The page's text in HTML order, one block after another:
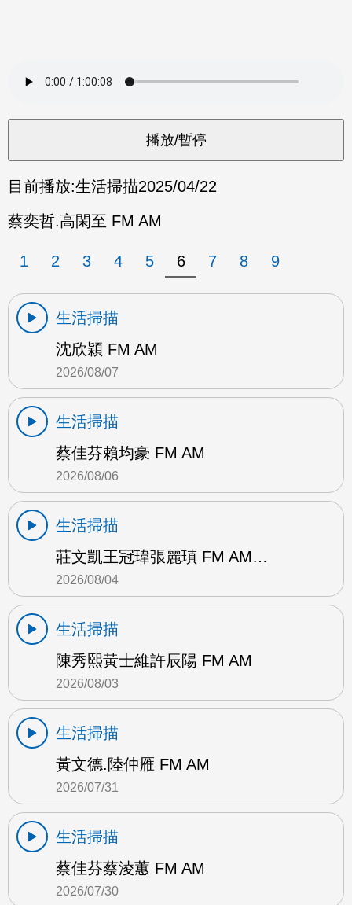
目前播放:生活掃描2025/04/22
蔡奕哲.高閑至 FM AM
1 2 3 4 5 6 7 8 9
生活掃描
沈欣穎 FM AM
2026/08/07
生活掃描
蔡佳芬賴均豪 FM AM
2026/08/06
生活掃描
莊文凱王冠瑋張麗瑱 FM AM…
2026/08/04
生活掃描
陳秀熙黃士維許辰陽 FM AM
2026/08/03
生活掃描
黃文德.陸仲雁 FM AM
2026/07/31
生活掃描
蔡佳芬蔡淩蕙 FM AM
2026/07/30